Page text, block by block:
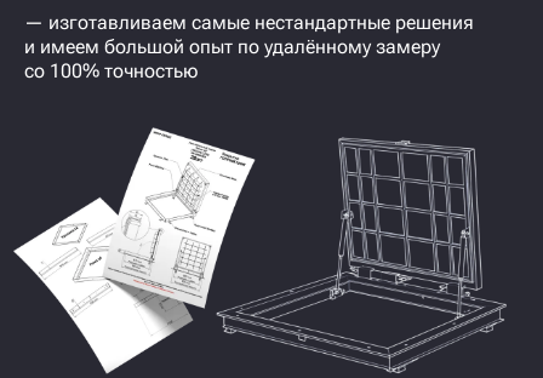
— изготавливаем самые нестандартные решения
и имеем большой опыт по удалённому замеру
со 100% точностью